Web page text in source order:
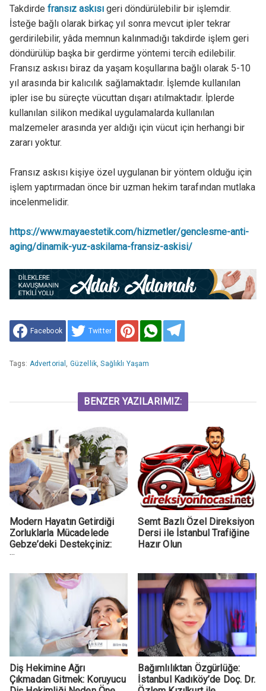
Takdirde fransız askısıgeri döndürülebilir bir işlemdir.
İsteğe bağlı olarak birkaç yıl sonra mevcut ipler tekrar
gerdirilebilir, yâda memnun kalınmadığı takdirde işlem geri
döndürülüp başka bir gerdirme yöntemi tercih edilebilir.
Fransız askısı biraz da yaşam koşullarına bağlı olarak 5-10
yıl arasında bir kalıcılık sağlamaktadır. İşlemde kullanılan
ipler ise bu süreçte vücuttan dışarı atılmaktadır. İplerde
kullanılan silikon medikal uygulamalarda kullanılan
malzemeler arasında yer aldığı için vücut için herhangi bir
zararı yoktur.
Fransız askısı kişiye özel uygulanan bir yöntem olduğu için
işlem yaptırmadan önce bir uzman hekim tarafından mutlaka
incelenmelidir.
https://www.mayaestetik.com/hizmetler/genclesme-anti-
aging/dinamik-yuz-askilama-fransiz-askisi/
Facebook Twitter
Tags: Advertorial , Güzellik,Sağlıklı Yaşam
BENZER YAZILARIMIZ:
Modern Hayatın Getirdiği
Zorluklarla Mücadelede
Gebze’deki Destekçiniz:
Sante Psikoloji
Semt Bazlı Özel Direksiyon
Dersi ile İstanbul Trafiğine
Hazır Olun
Diş Hekimine Ağrı
Çıkmadan Gitmek: Koruyucu
Bağımlılıktan Özgürlüğe:
İstanbul Kadıköy’de Doç. Dr.